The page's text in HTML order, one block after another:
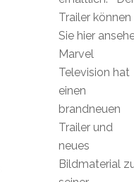
Trailer können
Sie hier
Marvel
Television hat
einen
brandneuen
Trailer und
neues
Bildmaterial